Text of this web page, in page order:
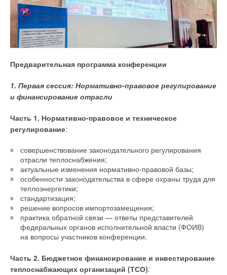
Предварительная программа конференции
1. Первая сессия: Нормативно-правовое регулирование
и финансирование отрасли
Часть 1. Нормативно-правовое и техническое
регулирование:
совершенствование законодательного регулирования
отрасли теплоснабжения;
актуальные изменения нормативно-правовой базы;
особенности законодательства в сфере охраны труда для
теплоэнергетики;
стандартизация;
решение вопросов импортозамещения;
практика обратной связи — ответы представителей
федеральных органов исполнительной власти (ФОИВ)
на вопросы участников конференции.
Часть 2. Бюджетное финансирование и инвестирование
теплоснабжающих организаций (ТСО):
ЖУРНАЛ СОК МАЙ 2026
→
Новые возможности отрасли: «Тепло и Энергетика
2027» вместе со Smart City & Home | «Умный Город &
Дом»
ЖУРНАЛ СОК МАЙ 2026
→ LUNDA: на год взрослее!
→
LUNDA Expo 2026: эффективные решения для
инженерных систем
Комментарии
В этой теме еще нет комментариев
Добавить комментарий
Ваше имя *
Ваш E-mail *